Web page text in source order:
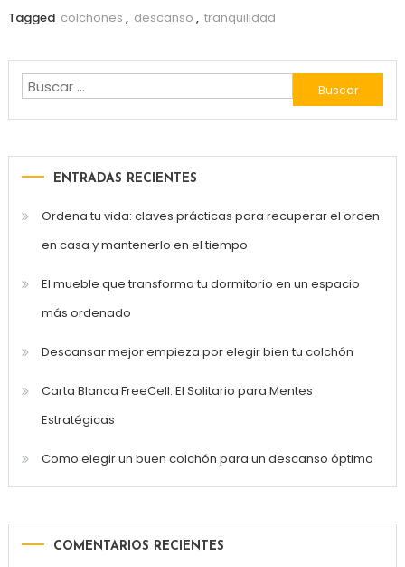
Tagged colchones , descanso , tranquilidad
Buscar:
ENTRADAS RECIENTES
Ordena tu vida: claves prácticas para recuperar el orden
en casa y mantenerlo en el tiempo
El mueble que transforma tu dormitorio en un espacio
más ordenado
Descansar mejor empieza por elegir bien tu colchón
Carta Blanca FreeCell: El Solitario para Mentes
Estratégicas
Como elegir un buen colchón para un descanso óptimo
COMENTARIOS RECIENTES